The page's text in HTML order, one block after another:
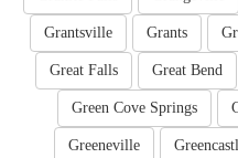
Grants
Grantsville
Great Bend
Great Falls
Green Cove Springs
Greeneville